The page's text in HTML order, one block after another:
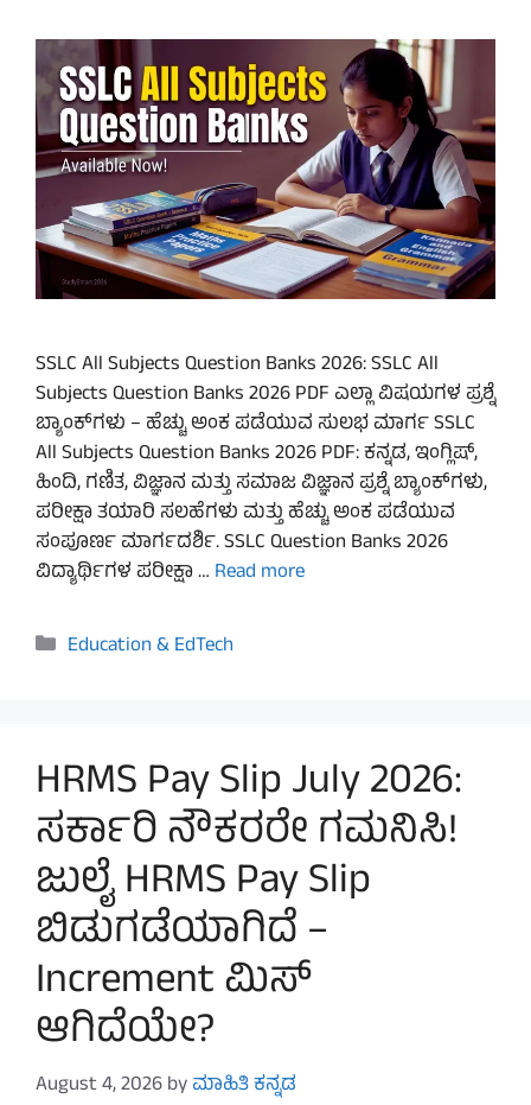
SSLC All Subjects Question Banks 2026: SSLC All
Subjects Question Banks 2026 PDF ಎಲ್ಲಾ ವಿಷಯಗಳ ಪ್ರಶ್ನೆ
ಬ್ಯಾಂಕ್‌ಗಳು – ಹೆಚ್ಚು ಅಂಕ ಪಡೆಯುವ ಸುಲಭ ಮಾರ್ಗ SSLC
All Subjects Question Banks 2026 PDF: ಕನ್ನಡ, ಇಂಗ್ಲಿಷ್,
ಹಿಂದಿ, ಗಣಿತ, ವಿಜ್ಞಾನ ಮತ್ತು ಸಮಾಜ ವಿಜ್ಞಾನ ಪ್ರಶ್ನೆ ಬ್ಯಾಂಕ್‌ಗಳು,
ಪರೀಕ್ಷಾ ತಯಾರಿ ಸಲಹೆಗಳು ಮತ್ತು ಹೆಚ್ಚು ಅಂಕ ಪಡೆಯುವ
ಸಂಪೂರ್ಣ ಮಾರ್ಗದರ್ಶಿ. SSLC Question Banks 2026
ವಿದ್ಯಾರ್ಥಿಗಳ ಪರೀಕ್ಷಾ … Read more
Categories
Education & EdTech
HRMS Pay Slip July 2026:
ಸರ್ಕಾರಿ ನೌಕರರೇ ಗಮನಿಸಿ!
ಜುಲೈ HRMS Pay Slip
ಬಿಡುಗಡೆಯಾಗಿದೆ –
Increment ಮಿಸ್
ಆಗಿದೆಯೇ?
August 4, 2026byಮಾಹಿತಿ ಕನ್ನಡ